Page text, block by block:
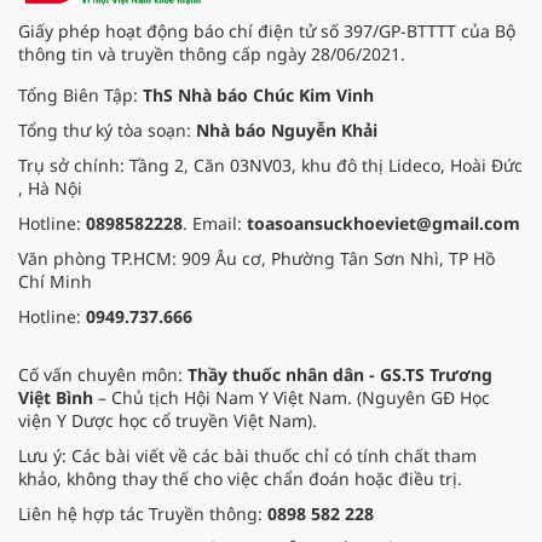
Giấy phép hoạt động báo chí điện tử số 397/GP-BTTTT của Bộ
thông tin và truyền thông cấp ngày 28/06/2021.
Tổng Biên Tập: ThS Nhà báo Chúc Kim Vinh
Tổng thư ký tòa soạn: Nhà báo Nguyễn Khải
Trụ sở chính: Tầng 2, Căn 03NV03, khu đô thị Lideco, Hoài Đức
, Hà Nội
Hotline: 0898582228. Email: toasoansuckhoeviet@gmail.com
Văn phòng TP.HCM: 909 Âu cơ, Phường Tân Sơn Nhì, TP Hồ
Chí Minh
Hotline: 0949.737.666
Cố vấn chuyên môn: Thầy thuốc nhân dân - GS.TS Trương
Việt Bình – Chủ tịch Hội Nam Y Việt Nam. (Nguyên GĐ Học
viện Y Dược học cổ truyền Việt Nam).
Lưu ý: Các bài viết về các bài thuốc chỉ có tính chất tham
khảo, không thay thế cho việc chẩn đoán hoặc điều trị.
Liên hệ hợp tác Truyền thông: 0898 582 228